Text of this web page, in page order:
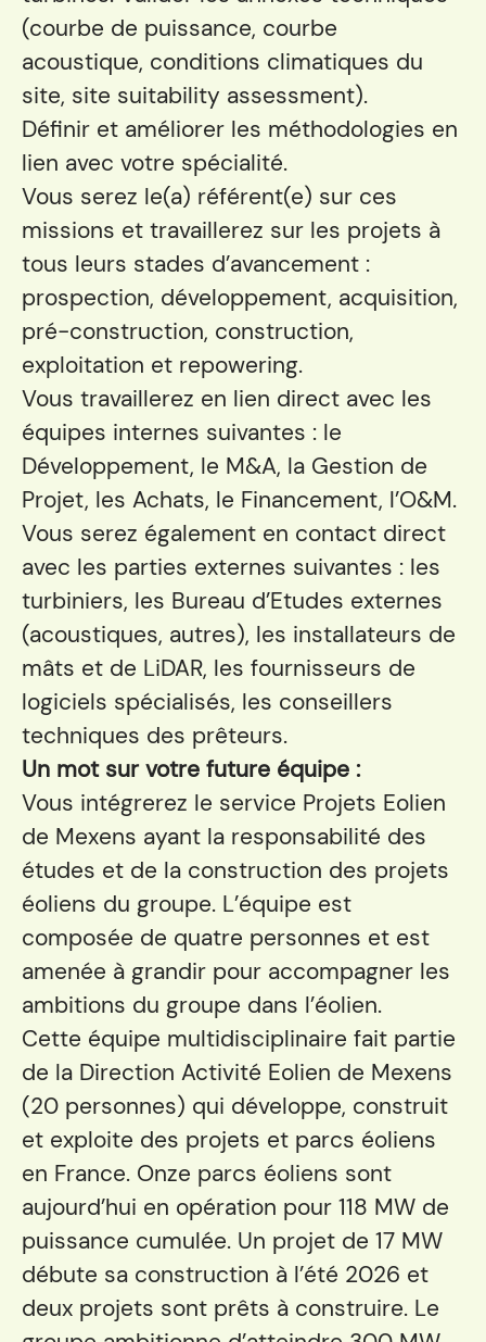
(courbe de puissance, courbe
acoustique, conditions climatiques du
site, site suitability assessment).
Définir et améliorer les méthodologies en
lien avec votre spécialité.
Vous serez le(a) référent(e) sur ces
missions et travaillerez sur les projets à
tous leurs stades d’avancement :
prospection, développement, acquisition,
pré-construction, construction,
exploitation et repowering.
Vous travaillerez en lien direct avec les
équipes internes suivantes : le
Développement, le M&A, la Gestion de
Projet, les Achats, le Financement, l’O&M.
Vous serez également en contact direct
avec les parties externes suivantes : les
turbiniers, les Bureau d’Etudes externes
(acoustiques, autres), les installateurs de
mâts et de LiDAR, les fournisseurs de
logiciels spécialisés, les conseillers
techniques des prêteurs.
Un mot sur votre future équipe :
Vous intégrerez le service Projets Eolien
de Mexens ayant la responsabilité des
études et de la construction des projets
éoliens du groupe. L’équipe est
composée de quatre personnes et est
amenée à grandir pour accompagner les
ambitions du groupe dans l’éolien.
Cette équipe multidisciplinaire fait partie
de la Direction Activité Eolien de Mexens
(20 personnes) qui développe, construit
et exploite des projets et parcs éoliens
en France. Onze parcs éoliens sont
aujourd’hui en opération pour 118 MW de
puissance cumulée. Un projet de 17 MW
débute sa construction à l’été 2026 et
deux projets sont prêts à construire. Le